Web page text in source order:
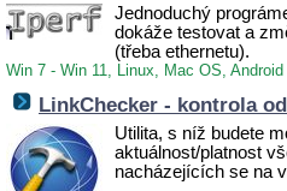
Jednoduchý
dokáže testovat a
(třeba ethernetu).
Win 7 - Win 11, Linux, Mac OS, Android
LinkChecker - kontrola
Utilita, s níž budete
aktuálnost/platnost
nacházejících se na